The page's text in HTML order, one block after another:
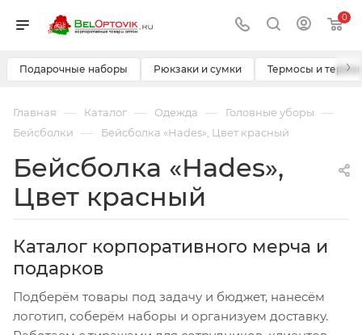
0
Подарочные наборы Рюкзаки и сумки Термосы и ›
Главная — Каталог — Одежда — Головные уборы —
Бейсболки — Бейсболка «Hades», Цвет красный
Бейсболка «Hades»,
Цвет красный
Каталог корпоративного мерча и
подарков
Подберём товары под задачу и бюджет, нанесём
логотип, соберём наборы и организуем доставку.